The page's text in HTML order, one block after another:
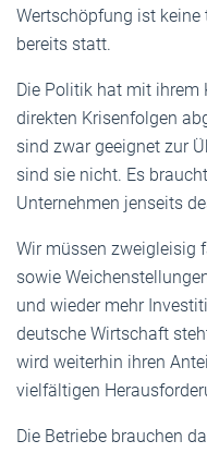
Wertschöpfung ist keine
bereits statt.
Die Politik hat mit ihrem
direkten Krisenfolgen
sind zwar geeignet zur
sind sie nicht. Es
Unternehmen jenseits
Wir müssen zweigleisig
sowie
und wieder mehr
deutsche Wirtschaft
wird weiterhin ihren
vielfältigen
Die Betriebe brauchen